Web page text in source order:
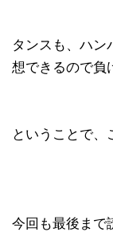
タンスも、ハン
想できるので負
ということで、
今回も最後まで